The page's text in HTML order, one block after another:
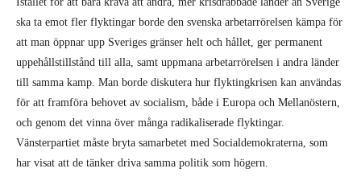
ska ta emot fler flyktingar borde den svenska arbetarrörelsen kämpa för
att man öppnar upp Sveriges gränser helt och hållet, ger permanent
uppehållstillstånd till alla, samt uppmana arbetarrörelsen i andra länder
till samma kamp. Man borde diskutera hur flyktingkrisen kan användas
för att framföra behovet av socialism, både i Europa och Mellanöstern,
och genom det vinna över många radikaliserade flyktingar.
Vänsterpartiet måste bryta samarbetet med Socialdemokraterna, som
har visat att de tänker driva samma politik som högern.